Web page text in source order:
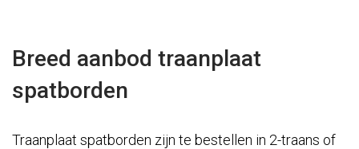
Breed aanbod traanplaat
spatborden
Traanplaat spatborden zijn te bestellen in 2-traans of